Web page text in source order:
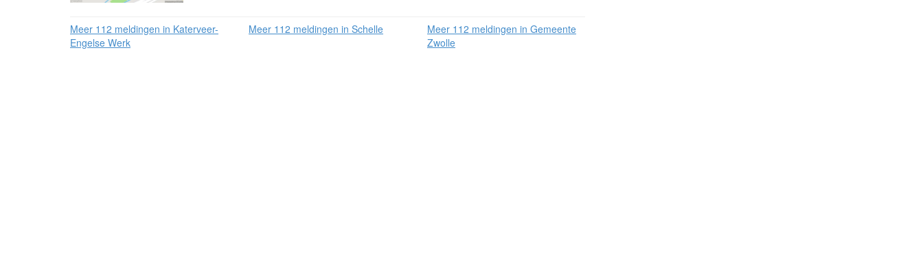
Meer 112 meldingen in Katerveer-
Engelse Werk
Meer 112 meldingen in Schelle
Meer 112 meldingen in Gemeente
Zwolle